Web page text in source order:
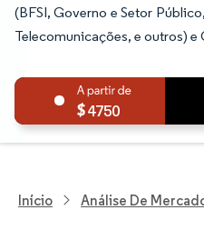
(BFSI, Governo e Setor
Telecomunicações, e outros) e
4750
Início Análise De